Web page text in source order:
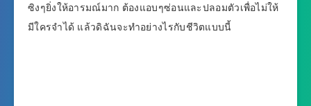
ซิงๆยิ่งให้อารมณ์มาก ต้องแอบๆซ่อนและปลอมตัวเพื่อไม่ให้
มีใครจำได้ แล้วดิฉันจะทำอย่างไรกับชีวิตแบบนี้